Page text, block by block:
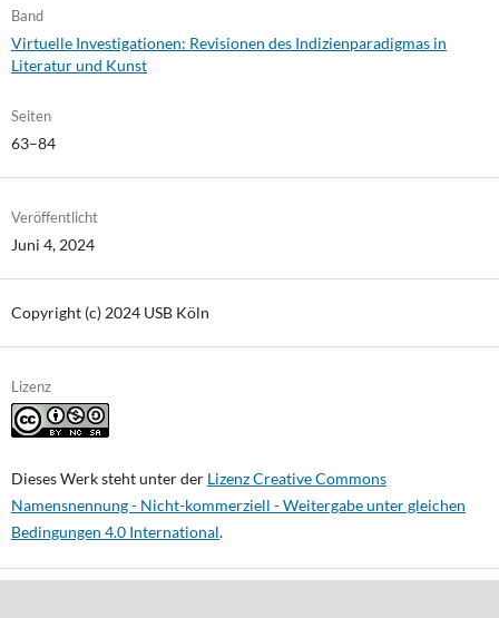
Band
Virtuelle Investigationen: Revisionen des Indizienparadigmas in
Literatur und Kunst
Seiten
63–84
Veröffentlicht
Juni 4, 2024
Copyright (c) 2024 USB Köln
Lizenz
Dieses Werk steht unter der Lizenz Creative Commons
Namensnennung - Nicht-kommerziell - Weitergabe unter gleichen
Bedingungen 4.0 International.